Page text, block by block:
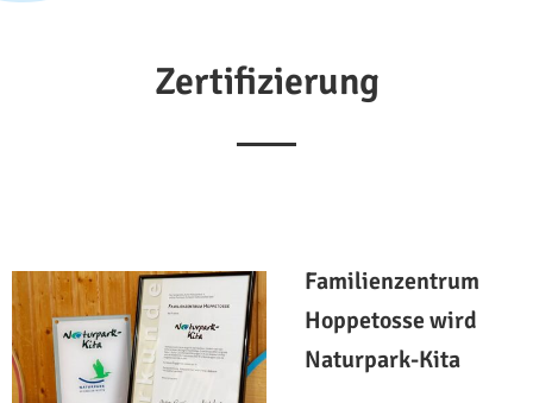
Zertifizierung
Familienzentrum
Hoppetosse wird
Naturpark-Kita